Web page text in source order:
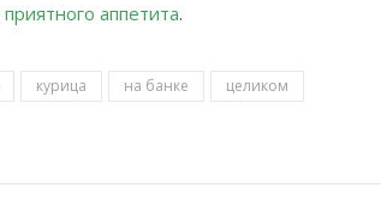
приятного аппетита.
курица на банке целиком